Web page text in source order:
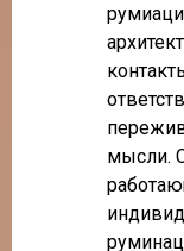
мысли.